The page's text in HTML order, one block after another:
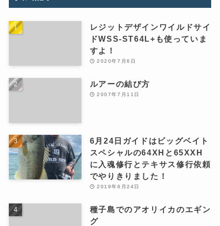
レジットデザインワイルドサイ
ドWSS-ST64L+も使っていま
すよ！
2020年7月6日
ルアーの結び方
2007年7月11日
6月24日ガイドはビッグベイト
スペシャルの64XHと65XXH
に入魂修行とテキサス修行依頼
でやりきりました！
2019年6月24日
種子島でのアオリイカのエギン
グ